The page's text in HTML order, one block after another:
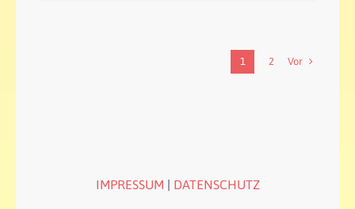
1 2 Vor
IMPRESSUM | DATENSCHUTZ